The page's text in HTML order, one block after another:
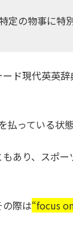
定の物事に特
ド現代英英辞
っている状
あり、スポ
際は“focus